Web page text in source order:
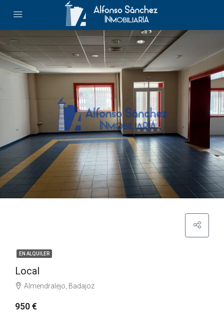
EN ALQUILER
Local
Almendralejo, Badajoz
950 €